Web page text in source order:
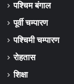
पश्चिम बंगाल
पूर्वी चम्पारण
पश्चिमी चम्पारण
रोहतास
शिक्षा